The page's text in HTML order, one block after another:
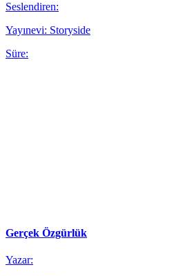
Seslendiren:
Yayınevi: Storyside
Süre:
Gerçek Özgürlük
Yazar: